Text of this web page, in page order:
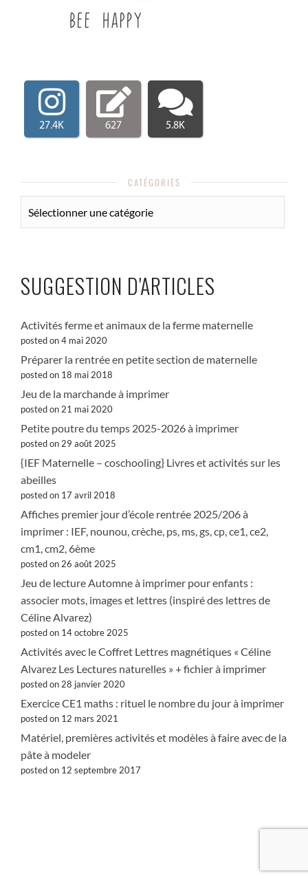
27.4K 627 5.8K
CATÉGORIES
CATÉGORIES
SUGGESTION D'ARTICLES
Activités ferme et animaux de la ferme maternelle
posted on 4 mai 2020
Préparer la rentrée en petite section de maternelle
posted on 18 mai 2018
Jeu de la marchande à imprimer
posted on 21 mai 2020
Petite poutre du temps 2025-2026 à imprimer
posted on 29 août 2025
{IEF Maternelle – coschooling} Livres et activités sur les
abeilles
posted on 17 avril 2018
Affiches premier jour d’école rentrée 2025/206 à
imprimer : IEF, nounou, crèche, ps, ms, gs, cp, ce1, ce2,
cm1, cm2, 6ème
posted on 26 août 2025
Jeu de lecture Automne à imprimer pour enfants :
associer mots, images et lettres (inspiré des lettres de
Céline Alvarez)
posted on 14 octobre 2025
Activités avec le Coffret Lettres magnétiques « Céline
Alvarez Les Lectures naturelles » + fichier à imprimer
posted on 28 janvier 2020
Exercice CE1 maths : rituel le nombre du jour à imprimer
posted on 12 mars 2021
Matériel, premières activités et modèles à faire avec de la
pâte à modeler
posted on 12 septembre 2017